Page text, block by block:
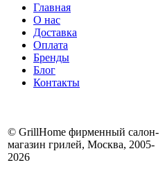
Главная
О нас
Доставка
Оплата
Бренды
Блог
Контакты
© GrillHome фирменный салон-
магазин грилей, Москва, 2005-
2026